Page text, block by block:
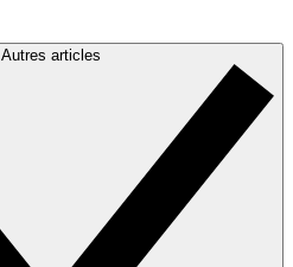
Autres articles